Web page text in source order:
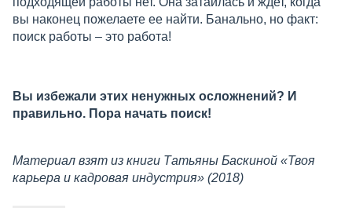
вы наконец пожелаете ее найти. Банально, но факт:
поиск работы – это работа!
Вы избежали этих ненужных осложнений? И
правильно. Пора начать поиск!
Материал взят из книги Татьяны Баскиной «Твоя
карьера и кадровая индустрия» (2018)